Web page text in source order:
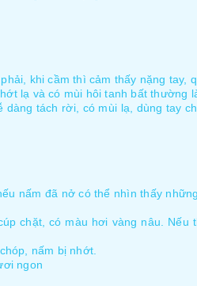
khi cầm thì cảm thấy nặng tay,
lạ và có mùi hôi tanh bất
tách rời, có mùi lạ, dùng tay
nấm đã nở có thể nhìn thấy
chặt, có màu hơi vàng nâu.
nấm bị nhớt.
ngon